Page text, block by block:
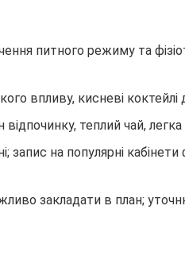
питного режиму та
впливу, кисневі
теплий чай,
запис на популярні кабінети
закладати в план;